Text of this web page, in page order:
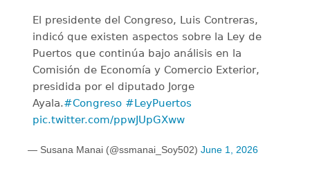
El presidente del Congreso, Luis Contreras,
indicó que existen aspectos sobre la Ley de
Puertos que continúa bajo análisis en la
Comisión de Economía y Comercio Exterior,
presidida por el diputado Jorge
Ayala.#Congreso #LeyPuertos
pic.twitter.com/ppwJUpGXww
— Susana Manai (@ssmanai_Soy502) June 1, 2026